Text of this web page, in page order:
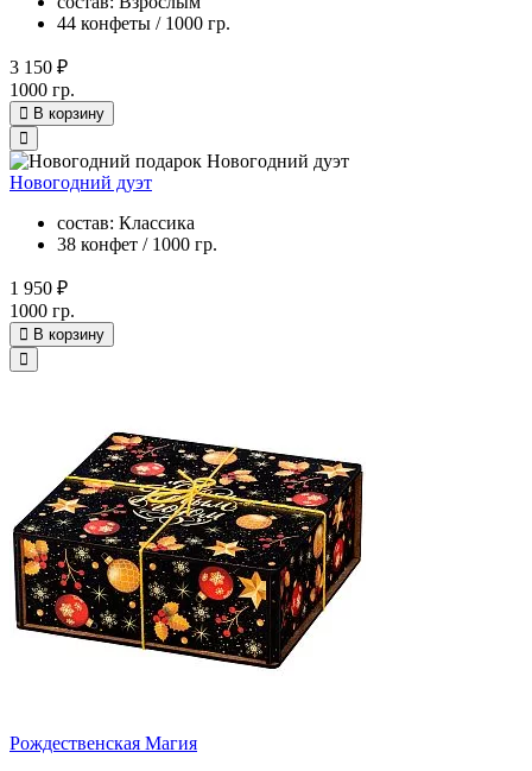
44 конфеты / 1000 гр.
3 150 ₽
1000 гр.
В корзину
Новогодний дуэт
состав: Классика
38 конфет / 1000 гр.
1 950 ₽
1000 гр.
В корзину
Рождественская Магия